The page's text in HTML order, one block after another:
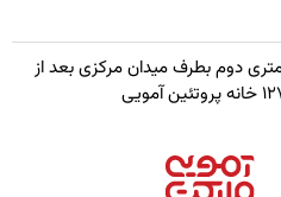
سیمتری دوم بطرف میدان مرکزی بعد از